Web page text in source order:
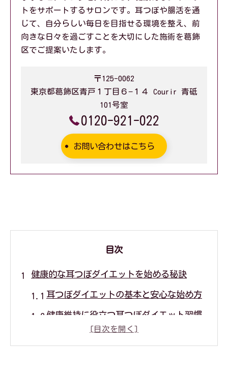
トをサポートするサロンです。耳つぼや腸活を通
じて、自分らしい毎日を目指せる環境を整え、前
向きな日々を過ごすことを大切にした施術を葛飾
区でご提案いたします。
〒125-0062
東京都葛飾区青戸１丁目６−１４ Courir 青砥
101号室
0120-921-022
お問い合わせはこちら
目次
健康的な耳つぼダイエットを始める秘訣
耳つぼダイエットの基本と安心な始め方
健康維持に役立つ耳つぼダイエット習慣
無理なく続く耳つぼダイエットのコツ